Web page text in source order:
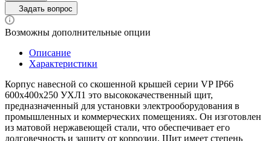
Задать вопрос
Возможны дополнительные опции
Описание
Характеристики
Корпус навесной со скошенной крышей серии VP IP66
600х400х250 УХЛ1 это высококачественный щит,
предназначенный для установки электрооборудования в
промышленных и коммерческих помещениях. Он изготовлен
из матовой нержавеющей стали, что обеспечивает его
долговечность и защиту от коррозии. Щит имеет степень